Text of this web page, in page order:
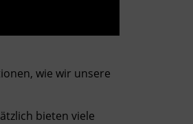
wie wir unsere
bieten viele